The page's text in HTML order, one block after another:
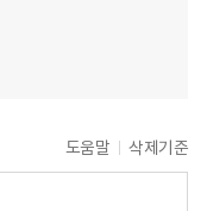
도움말 삭제기준